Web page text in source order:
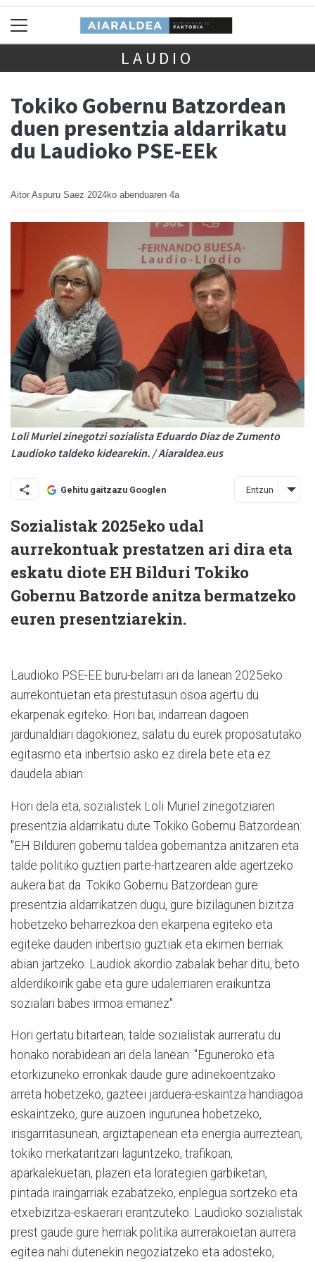
LAUDIO
Tokiko Gobernu Batzordean
duen presentzia aldarrikatu
du Laudioko PSE-EEk
Aitor Aspuru Saez 2024ko abenduaren 4a
Loli Muriel zinegotzi sozialista Eduardo Diaz de Zumento
Laudioko taldeko kidearekin. / Aiaraldea.eus
Gehitu gaitzazu Googlen Entzun
Sozialistak 2025eko udal
aurrekontuak prestatzen ari dira eta
eskatu diote EH Bilduri Tokiko
Gobernu Batzorde anitza bermatzeko
euren presentziarekin.
Laudioko PSE-EE buru-belarri ari da lanean 2025eko
aurrekontuetan eta prestutasun osoa agertu du
ekarpenak egiteko. Hori bai, indarrean dagoen
jardunaldiari dagokionez, salatu du eurek proposatutako
egitasmo eta inbertsio asko ez direla bete eta ez
daudela abian.
Hori dela eta, sozialistek Loli Muriel zinegotziaren
presentzia aldarrikatu dute Tokiko Gobernu Batzordean:
"EH Bilduren gobernu taldea gobernantza anitzaren eta
talde politiko guztien parte-hartzearen alde agertzeko
aukera bat da. Tokiko Gobernu Batzordean gure
presentzia aldarrikatzen dugu, gure bizilagunen bizitza
hobetzeko beharrezkoa den ekarpena egiteko eta
egiteke dauden inbertsio guztiak eta ekimen berriak
abian jartzeko. Laudiok akordio zabalak behar ditu, beto
alderdikoirik gabe eta gure udalerriaren eraikuntza
sozialari babes irmoa emanez".
Hori gertatu bitartean, talde sozialistak aurreratu du
honako norabidean ari dela lanean: "Eguneroko eta
etorkizuneko erronkak daude gure adinekoentzako
arreta hobetzeko, gazteei jarduera-eskaintza handiagoa
eskaintzeko, gure auzoen ingurunea hobetzeko,
irisgarritasunean, argiztapenean eta energia aurreztean,
tokiko merkataritzari laguntzeko, trafikoan,
aparkalekuetan, plazen eta lorategien garbiketan,
pintada iraingarriak ezabatzeko, enplegua sortzeko eta
etxebizitza-eskaerari erantzuteko. Laudioko sozialistak
prest gaude gure herriak politika aurrerakoietan aurrera
egitea nahi dutenekin negoziatzeko eta adosteko,